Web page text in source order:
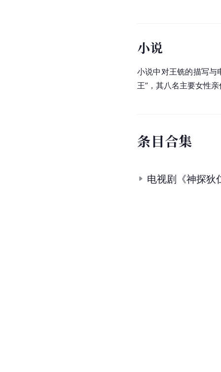
小说
小说中对王铣的描写与
王”，其八名主要女性
条目合集
电视剧《神探狄